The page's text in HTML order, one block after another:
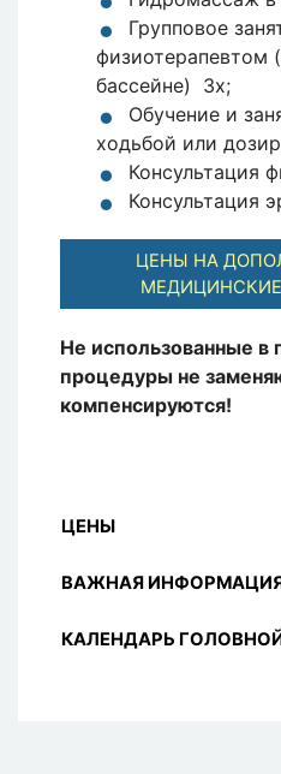
Групповое
физиотерапевтом
бассейне) 3х;
Обучение и
ходьбой или
Консультация
Консультация
ЦЕНЫ НА
Не использованные в
процедуры не
компенсируются!
ЦЕНЫ
ВАЖНАЯ
КАЛЕНДАРЬ